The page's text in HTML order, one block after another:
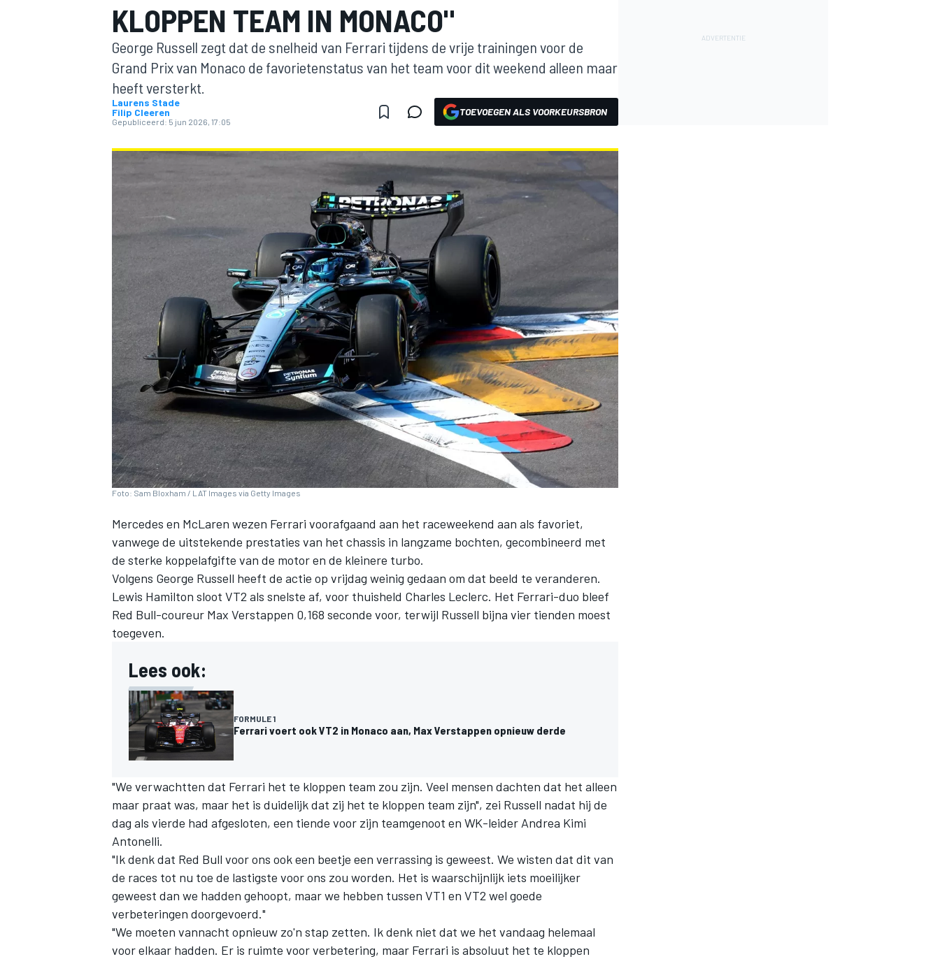
MOTOGP
INDYCAR
WEC DTM
KLOPPEN TEAM IN MONACO"
George Russell zegt dat de snelheid van Ferrari tijdens de vrije trainingen voor de
Grand Prix van Monaco de favorietenstatus van het team voor dit weekend alleen maar
heeft versterkt.
Laurens Stade
Filip Cleeren
Gepubliceerd: 5 jun 2026, 17:05
TOEVOEGEN ALS VOORKEURSBRON
Foto: Sam Bloxham / LAT Images via Getty Images
Mercedes en McLaren wezen Ferrari voorafgaand aan het raceweekend aan als favoriet,
vanwege de uitstekende prestaties van het chassis in langzame bochten, gecombineerd met
de sterke koppelafgifte van de motor en de kleinere turbo.
Volgens George Russell heeft de actie op vrijdag weinig gedaan om dat beeld te veranderen.
Lewis Hamilton sloot VT2 als snelste af, voor thuisheld Charles Leclerc. Het Ferrari-duo bleef
Red Bull-coureur Max Verstappen 0,168 seconde voor, terwijl Russell bijna vier tienden moest
toegeven.
Lees ook:
FORMULE 1
Ferrari voert ook VT2 in Monaco aan, Max Verstappen opnieuw derde
"We verwachtten dat Ferrari het te kloppen team zou zijn. Veel mensen dachten dat het alleen
maar praat was, maar het is duidelijk dat zij het te kloppen team zijn", zei Russell nadat hij de
dag als vierde had afgesloten, een tiende voor zijn teamgenoot en WK-leider Andrea Kimi
Antonelli.
"Ik denk dat Red Bull voor ons ook een beetje een verrassing is geweest. We wisten dat dit van
de races tot nu toe de lastigste voor ons zou worden. Het is waarschijnlijk iets moeilijker
geweest dan we hadden gehoopt, maar we hebben tussen VT1 en VT2 wel goede
verbeteringen doorgevoerd."
"We moeten vannacht opnieuw zo'n stap zetten. Ik denk niet dat we het vandaag helemaal
voor elkaar hadden. Er is ruimte voor verbetering, maar Ferrari is absoluut het te kloppen